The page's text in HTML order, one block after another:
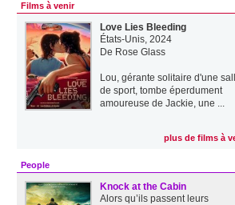
Films à venir
Love Lies Bleeding
États-Unis, 2024
De Rose Glass
Lou, gérante solitaire d'une
de sport, tombe éperdument
amoureuse de Jackie, une ...
plus de films à
People
Knock at the Cabin
Alors qu’ils passent leurs